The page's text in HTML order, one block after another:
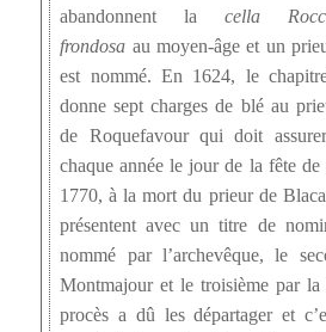
abandonnent lacella
frondosa au moyen-âge et un
est nommé. En 1624, le
donne sept charges de blé au
de Roquefavour qui doit
chaque année le jour de la fête
1770, à la mort du prieur de
présentent avec un titre de
nommé par l’archevêque, le
Montmajour et le troisième par
procès a dû les départager et